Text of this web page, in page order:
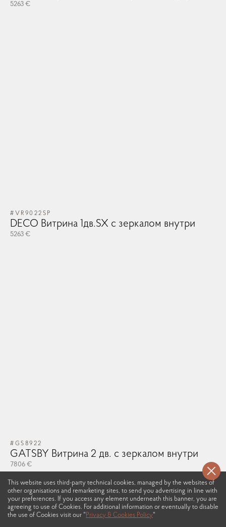
This website uses third-party technical cookies, managed by the websites of
other organisations and remarketing sites, to send you advertising in line with
your preferences. If you access any element underneath this banner, you are
agreeing to use of Cookies. For additional information or eventually to disable
the use of Cookies visit our " Privacy & Cookies Policy"
5263 €
#VR9022SP
DECO Витрина 1дв.SX с зеркалом внутри
5263 €
#GS8922
GATSBY Витрина 2 дв. с зеркалом внутри
7806 €